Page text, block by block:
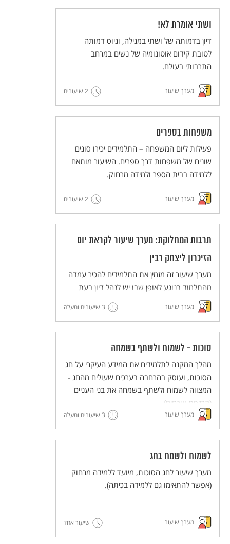
ושתי אומרת לא!
דיון בדמותה של ושתי במגילה, וגיוס דמותה
לטובת קידום אוטונומיה של נשים במרחב
התרבותי בעולם.
מערך שיעור 2 שיעורים
משפחות בַּספרים
פעילות ליום המשפחה – התלמידים יכירו סוגים
שונים של משפחות דרך ספרים. השיעור מותאם
ללמידה בבית הספר ולמידה מרחוק.
מערך שיעור 2 שיעורים
תרבות המחלוקת: מערך שיעור לקראת יום
הזיכרון ליצחק רבין
מערך שיעור זה מזמין את התלמידים להכיר עמדה
מהתלמוד בנוגע לאופן שבו יש לנהל דיון בעת
מחלוקת, ולנסות ליישם את הדרך המוצעת
בתלמוד (דרך בית הלל) בדיונים שהם מנהלים.
מערך שיעור 3 שיעורים ומעלה
סוכות - לשמוח ולשתף בשמחה
מהלך המקנה לתלמידים את המידע העיקרי על חג
הסוכות, ועוסק בהרחבה בערכים שעולים מהחג -
המצווה לשמוח ולשתף בשמחה את בני העניים
(הכנסת אורחים).
מערך שיעור 3 שיעורים ומעלה
לשמוח ולשמח בחג
מערך שיעור לחג הסוכות, מיועד ללמידה מרחוק
(אפשר להתאימו גם ללמידה בכיתה).
מערך שיעור שיעור אחד